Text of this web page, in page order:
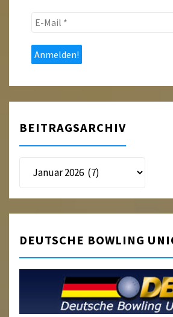
E-
*
BEITRAGSARCHIV
Beitragsarchiv
DEUTSCHE BOWLING